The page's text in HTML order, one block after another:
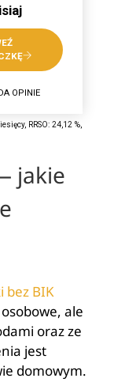
OPINIE
RRSO: 24,12 %,
jakie
bez BIK
ale
oraz ze
jest
domowym.